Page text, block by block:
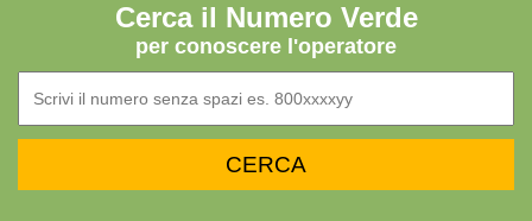
Cerca il Numero Verde
per conoscere l'operatore